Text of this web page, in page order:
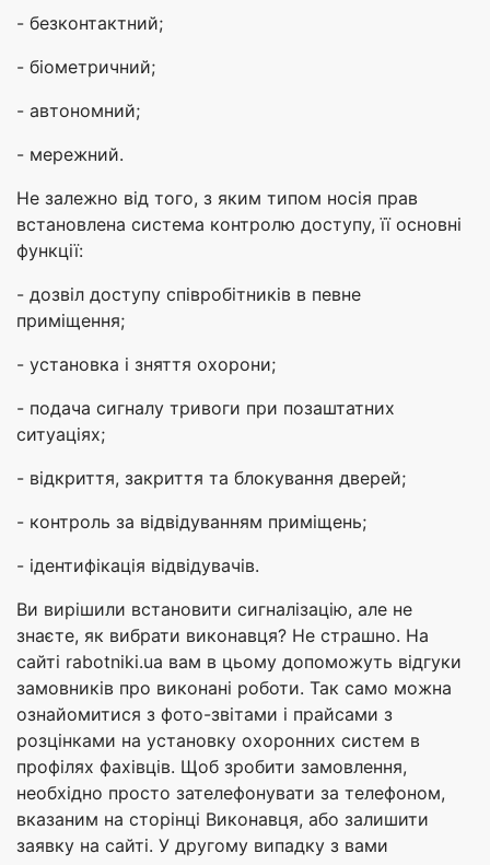
- безконтактний;
- біометричний;
- автономний;
- мережний.
Не залежно від того, з яким типом носія прав
встановлена система контролю доступу, її основні
функції:
- дозвіл доступу співробітників в певне
приміщення;
- установка і зняття охорони;
- подача сигналу тривоги при позаштатних
ситуаціях;
- відкриття, закриття та блокування дверей;
- контроль за відвідуванням приміщень;
- ідентифікація відвідувачів.
Ви вирішили встановити сигналізацію, але не
знаєте, як вибрати виконавця? Не страшно. На
сайті rabotniki.ua вам в цьому допоможуть відгуки
замовників про виконані роботи. Так само можна
ознайомитися з фото-звітами і прайсами з
розцінками на установку охоронних систем в
профілях фахівців. Щоб зробити замовлення,
необхідно просто зателефонувати за телефоном,
вказаним на сторінці Виконавця, або залишити
заявку на сайті. У другому випадку з вами